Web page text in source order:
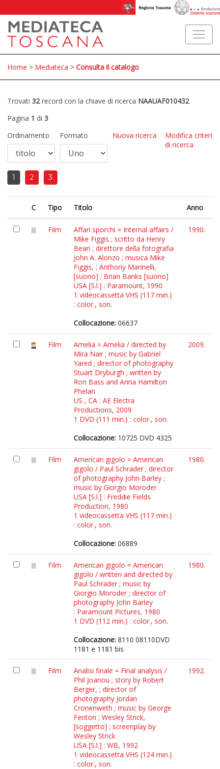
Home > Mediateca > Consulta il catalogo
Trovati 32record con la chiave di ricerca NAAUAF010432
Pagina 1 di 3
Ordinamento
Formato Nuova ricerca
Modifica criteri
di ricerca
1 2 3
C Tipo Titolo Anno
Film
Affari sporchi = Internal affairs /
Mike Figgis ; scritto da Henry
Bean ; direttore della fotografia
John A. Alonzo ; musica Mike
Figgis, ; Anthony Marinelli,
[suono] ; Brian Banks [suono]
USA [S.l.] : Paramount, 1990
1 videocassetta VHS (117 min.)
: color., son.
Collocazione: 06637
1990.
Film
Amelia = Amelia / directed by
Mira Nair ; music by Gabriel
Yared ; director of photography
Stuart Dryburgh ; written by
Ron Bass and Anna Hamilton
Phelan
US , CA : AE Electra
Productions, 2009
1 DVD (111 min.) : color., son.
Collocazione: 10725 DVD 4325
2009.
Film
American gigolo = American
gigolo / Paul Schrader ; director
of photography John Barley ;
music by Giorgio Moroder
USA [S.l.] : Freddie Fields
Production, 1980
1 videocassetta VHS (117 min.)
: color., son.
Collocazione: 06889
1980.
Film
American gigolo = American
gigolo / written and directed by
Paul Schrader ; music by
Giorgio Moroder ; director of
photography John Barley
: Paramount Pictures, 1980
1 DVD (112 min.) : color., son.
Collocazione: 8110 08110DVD
1181 e 1181 bis
1980.
Film
Analisi finale = Final analysis /
Phil Joanou ; story by Robert
Berger, ; director of
photography Jordan
Cronenweth ; music by George
Fenton ; Wesley Strick,
[soggetto] ; screenplay by
Wesley Strick
USA [S.l.] : WB, 1992
1 videocassetta VHS (124 min.)
: color., son.
1992.